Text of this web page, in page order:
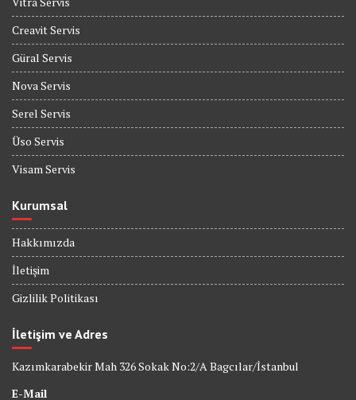
Creavit Servis
Güral Servis
Nova Servis
Serel Servis
Üso Servis
Visam Servis
Kurumsal
Hakkımızda
İletişim
Gizlilik Politikası
İletişim ve Adres
Kazımkarabekir Mah 326 Sokak No:2/A Bagcılar/İstanbul
E-Mail